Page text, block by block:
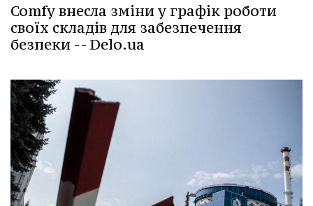
Comfy внесла зміни у графік роботи
своїх складів для забезпечення
безпеки -- Delo.ua